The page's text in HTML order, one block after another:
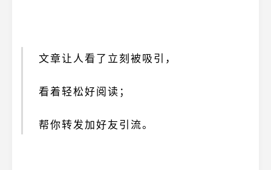
文章让人看了立刻被吸引，
看着轻松好阅读；
帮你转发加好友引流。